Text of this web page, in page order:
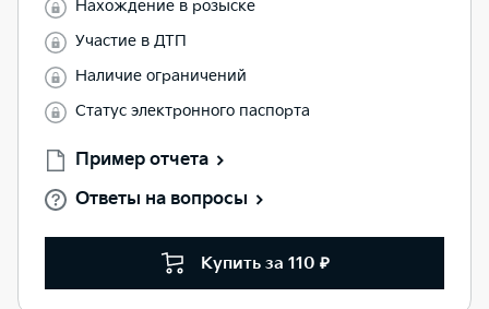
Нахождение в розыске
Участие в ДТП
Наличие ограничений
Статус электронного паспорта
Пример отчета
Ответы на вопросы
Купить за 110 ₽